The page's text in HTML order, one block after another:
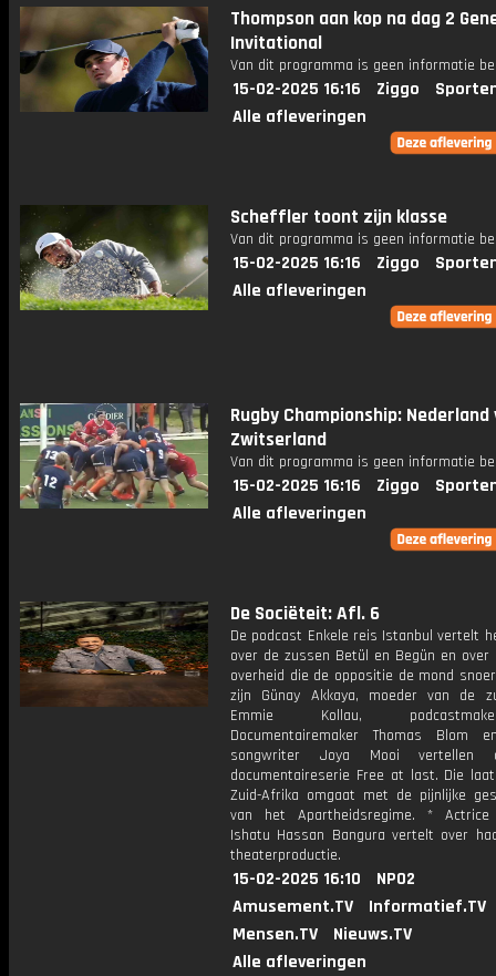
Thompson aan kop na dag 2
Invitational
Van dit programma is geen informatie
15-02-2025 16:16 Ziggo
Alle afleveringen
Scheffler toont zijn klasse
Van dit programma is geen informatie
15-02-2025 16:16 Ziggo
Alle afleveringen
Rugby Championship: Nederland
Zwitserland
Van dit programma is geen informatie
15-02-2025 16:16 Ziggo
Alle afleveringen
De Sociëteit: Afl. 6
De podcast Enkele reis Istanbul vertelt
over de zussen Betül en Begün en over
overheid die de oppositie de mond
zijn Günay Akkaya, moeder van de
Emmie Kollau,
Documentairemaker Thomas Blom
songwriter Joya Mooi vertellen
documentaireserie Free at last. Die
Zuid-Afrika omgaat met de pijnlijke
van het Apartheidsregime. * Actrice
Ishatu Hassan Bangura vertelt over
theaterproductie.
15-02-2025 16:10
NPO2
Amusement.TV
Informatief.TV
Mensen.TV
Nieuws.TV
Alle afleveringen